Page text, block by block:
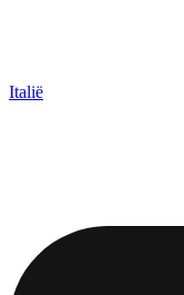
Italië